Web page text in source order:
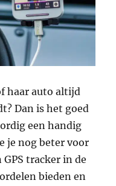
haar auto altijd
Dan is het goed
een handig
je nog beter voor
tracker in de
bieden en